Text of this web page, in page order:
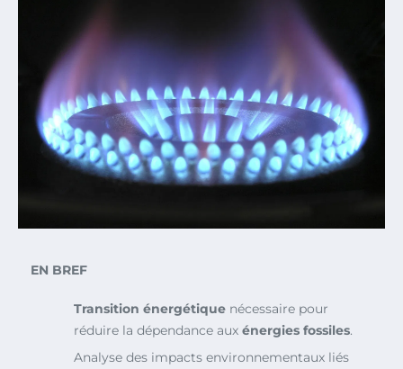
EN BREF
Transition énergétique nécessaire pour
réduire la dépendance aux énergies fossiles.
Analyse des impacts environnementaux liés